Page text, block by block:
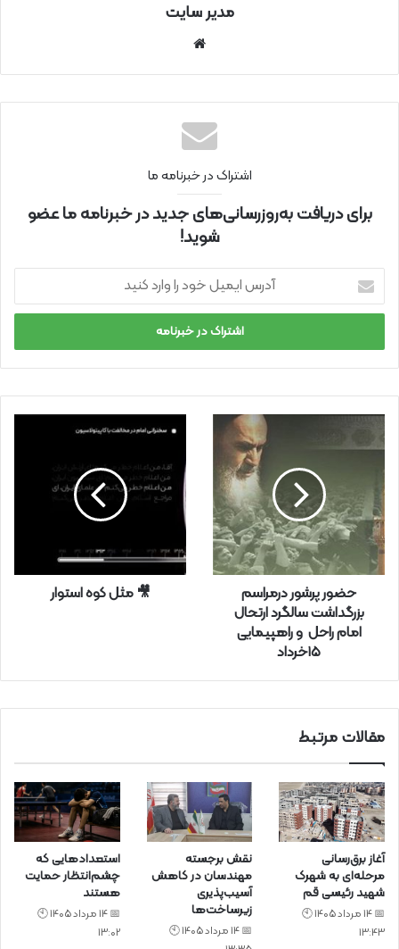
مدیر سایت
نتی
اشتراک در خبرنامه ما
برای دریافت به‌روزرسانی‌های جدید در خبرنامه ما عضو
شوید!
ر
ا
ی
خ
د
ا
و
ا
ر
حضور پرشور درمراسم
بزرگداشت سالگرد ارتحال
امام راحل و راهپیمایی
۱۵خرداد
🎥 مثل کوه استوار
مقالات مرتبط
آغاز برق‌رسانی
مرحله‌ای به شهرک
شهید رئیسی قم
📅 14 مرداد 1405 🕙
13:43
نقش برجسته
مهندسان در کاهش
آسیب‌پذیری
زیرساخت‌ها
📅 14 مرداد 1405 🕙
استعدادهایی که
چشم‌انتظار حمایت
هستند
📅 14 مرداد 1405 🕙
13:02